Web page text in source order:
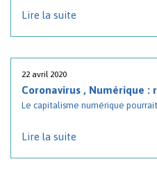
Lire la suite
22 avril 2020
Coronavirus , Numérique :
Le capitalisme numérique
Lire la suite